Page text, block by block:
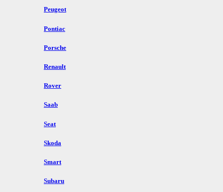
Peugeot
Pontiac
Porsche
Renault
Rover
Saab
Seat
Skoda
Smart
Subaru